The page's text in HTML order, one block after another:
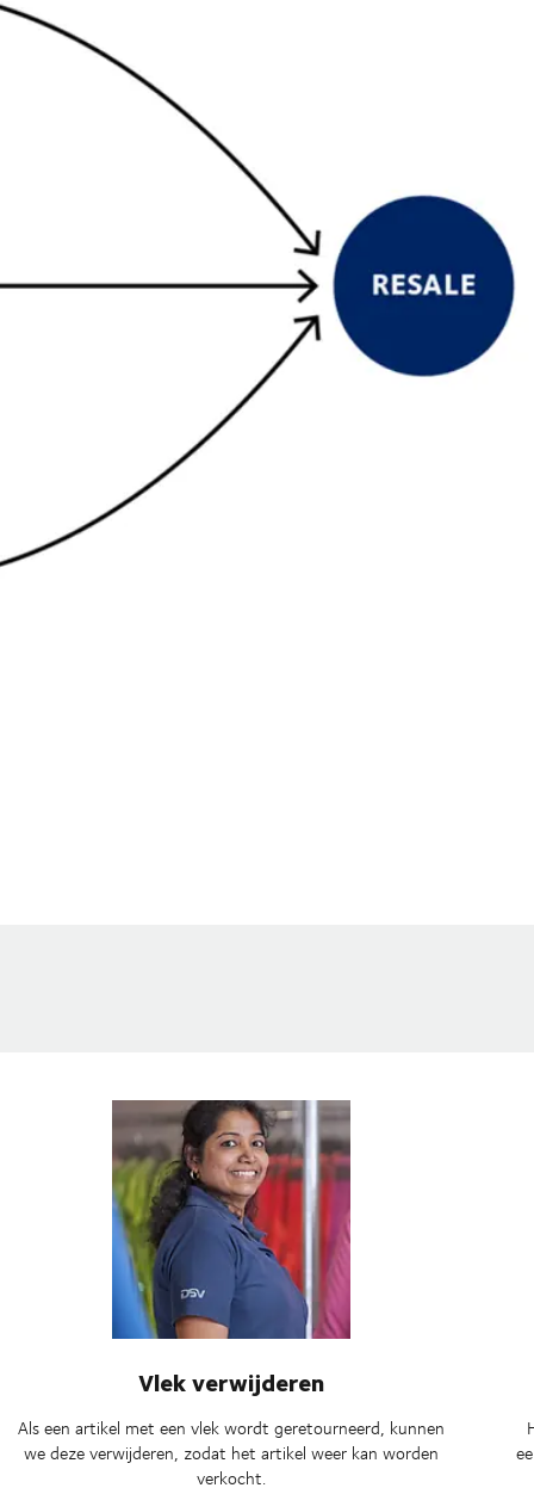
Vlek verwijderen
Als een artikel met een vlek wordt geretourneerd, kunnen
we deze verwijderen, zodat het artikel weer kan worden
verkocht.